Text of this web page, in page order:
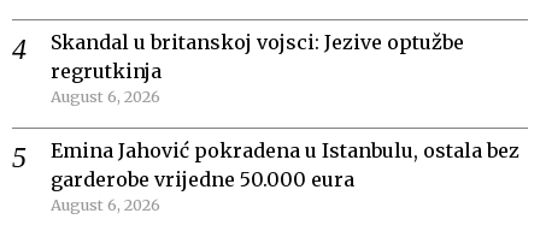
Skandal u britanskoj vojsci: Jezive optužbe
regrutkinja
August 6, 2026
Emina Jahović pokradena u Istanbulu, ostala bez
garderobe vrijedne 50.000 eura
August 6, 2026